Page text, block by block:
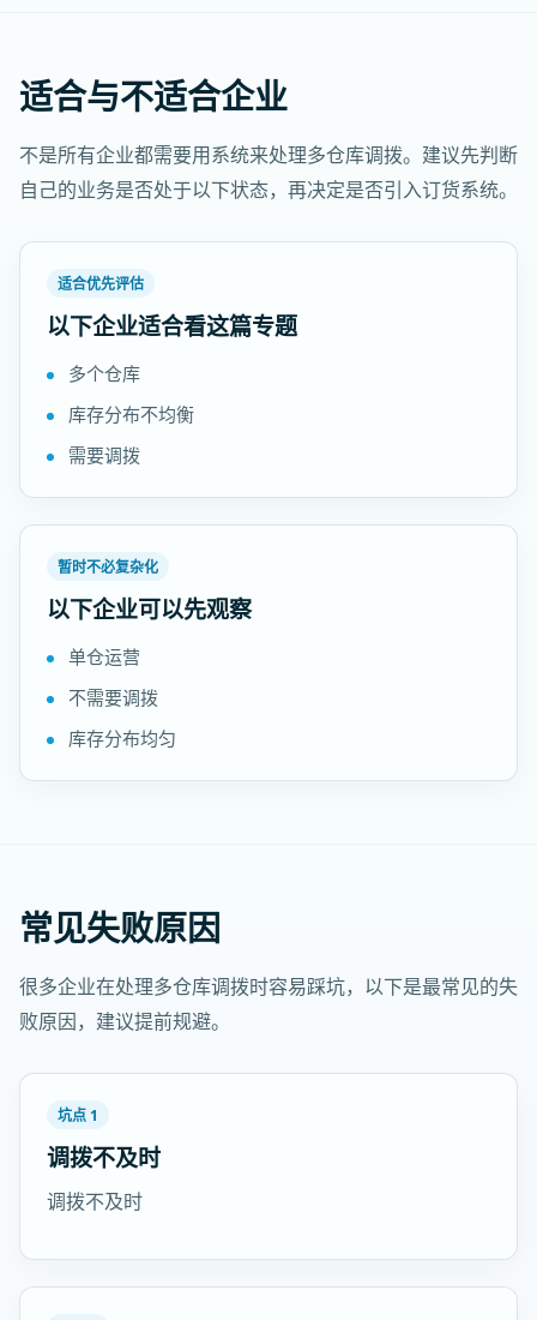
适合与不适合企业
不是所有企业都需要用系统来处理多仓库调拨。建议先判断
自己的业务是否处于以下状态，再决定是否引入订货系统。
适合优先评估
以下企业适合看这篇专题
多个仓库
库存分布不均衡
需要调拨
暂时不必复杂化
以下企业可以先观察
单仓运营
不需要调拨
库存分布均匀
常见失败原因
很多企业在处理多仓库调拨时容易踩坑，以下是最常见的失
败原因，建议提前规避。
坑点 1
调拨不及时
调拨不及时